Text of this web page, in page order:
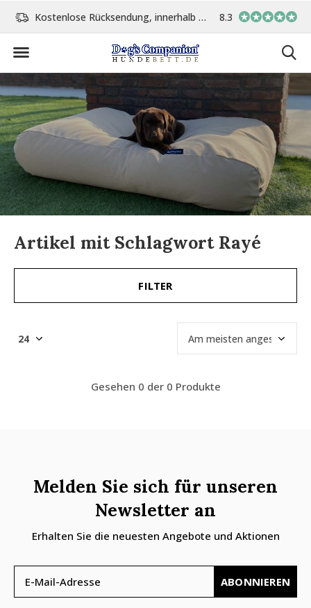
Kostenlose Rücksendung, innerhalb 14 Tage Vor 15:00 Uhr bestellt,
8.3
Artikel mit Schlagwort Rayé
FILTER
Gesehen 0 der 0 Produkte
Melden Sie sich für unseren
Newsletter an
Erhalten Sie die neuesten Angebote und Aktionen
ABONNIEREN